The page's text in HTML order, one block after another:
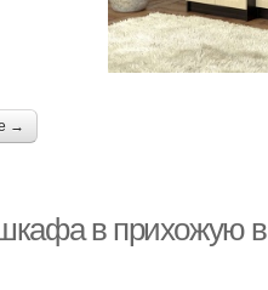
→
в прихожую